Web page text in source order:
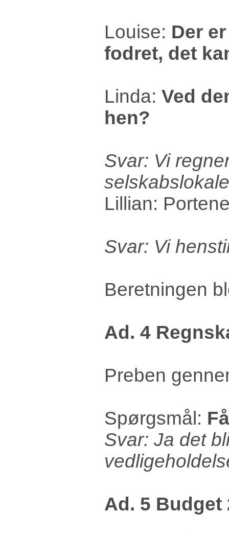
Louise: Der
fodret, det
Linda: Ved
hen?
Svar: Vi
Lillian:
Svar: Vi
Beretningen
Ad. 4
Preben
Spørgsmål:
Svar: Ja det
Ad. 5 Budget